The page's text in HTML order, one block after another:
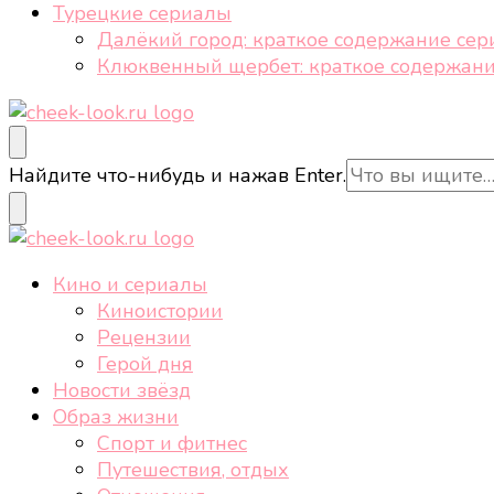
Турецкие сериалы
Далёкий город: краткое содержание
Клюквенный щербет: краткое
cheek-look.ru
Женский сайт о звездах и кино, а также трендах,
Ищите
что-
то?
Найдите что-нибудь и нажав Enter.
cheek-look.ru
Женский сайт о звездах и кино, а также трендах,
Кино и сериалы
Киноистории
Рецензии
Герой дня
Новости звёзд
Образ жизни
Спорт и фитнес
Путешествия, отдых